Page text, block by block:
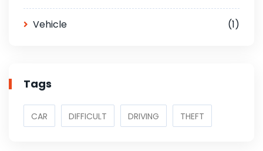
Vehicle (1)
Tags
CAR DIFFICULT DRIVING THEFT